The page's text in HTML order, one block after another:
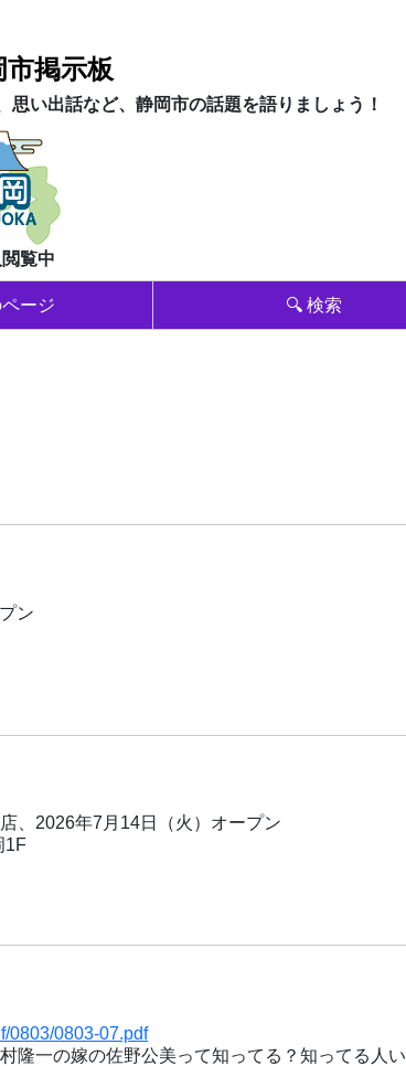
掲示板
い出話など、静岡市の話題を語りましょう！
覧中
ージ 🔍 検索
ン
、2026年7月14日（火）オープン
1F
0803/0803-07.pdf
隆一の嫁の佐野公美って知ってる？知ってる人